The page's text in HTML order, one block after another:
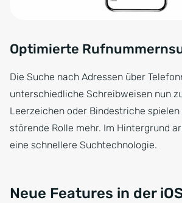
Optimierte
Die Suche nach Adressen über
unterschiedliche Schreibweisen nun
Leerzeichen oder Bindestriche spielen
störende Rolle mehr. Im Hintergrund
eine schnellere Suchtechnologie.
Neue Features in der